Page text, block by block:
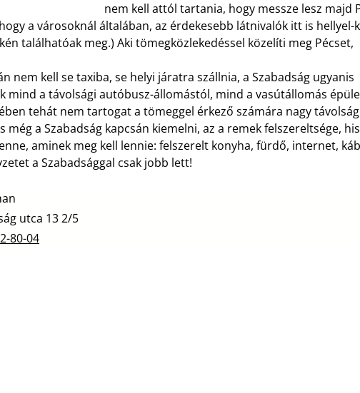
nem kell attól tartania, hogy messze lesz majd
a városoknál általában, az érdekesebb látnivalók itt is hellyel-
találhatóak meg.) Aki tömegközlekedéssel közelíti meg Pécset,
nem kell se taxiba, se helyi járatra szállnia, a Szabadság ugyanis
mind a távolsági autóbusz-állomástól, mind a vasútállomás
tehát nem tartogat a tömeggel érkező számára nagy
a Szabadság kapcsán kiemelni, az a remek felszereltsége,
aminek meg kell lennie: felszerelt konyha, fürdő, internet,
a Szabadsággal csak jobb lett!
utca 13 2/5
80-04